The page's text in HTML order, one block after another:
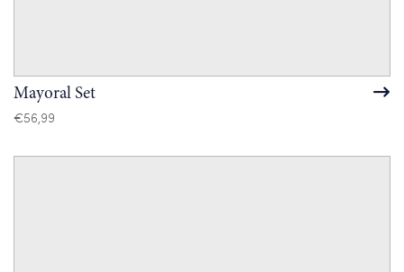
Mayoral Set
€56,99